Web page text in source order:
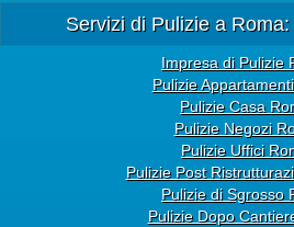
Servizi di Pulizie a
Impresa di Pulizie
Pulizie
Pulizie Casa
Pulizie Negozi
Pulizie Uffici
Pulizie Post
Pulizie di Sgrosso
Pulizie Dopo